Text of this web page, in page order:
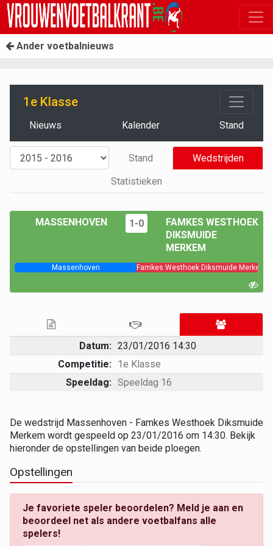
Ander voetbalnieuws
1e Klasse
Nieuws Kalender Stand
Stand
Wedstrijden
Statistieken
MASSENHOVEN 1-0
FAMKES WESTHOEK
DIKSMUIDE
MERKEM
Massenhoven Famkes Westhoek Diksmuide Merkem
Datum: 23/01/2016 14:30
Competitie: 1e Klasse
Speeldag: Speeldag 16
De wedstrijd Massenhoven - Famkes Westhoek Diksmuide
Merkem wordt gespeeld op 23/01/2016 om 14:30. Bekijk
hieronder de opstellingen van beide ploegen.
Opstellingen
Je favoriete speler beoordelen? Meld je aan en
beoordeel net als andere voetbalfans alle
spelers!